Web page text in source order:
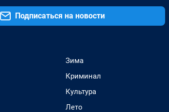
Подписаться на новости
Зима
Криминал
Культура
Лето